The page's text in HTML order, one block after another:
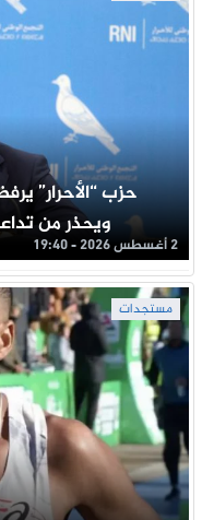
حزب “الأحرار”
ويحذر من
2 أغسطس 2026 - 19:40
مستجدات